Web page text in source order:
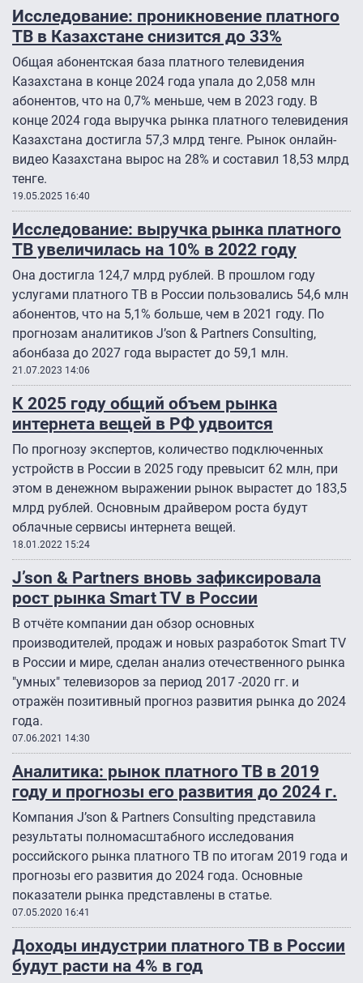
Исследование: проникновение платного
ТВ в Казахстане снизится до 33%
Общая абонентская база платного телевидения
Казахстана в конце 2024 года упала до 2,058 млн
абонентов, что на 0,7% меньше, чем в 2023 году. В
конце 2024 года выручка рынка платного телевидения
Казахстана достигла 57,3 млрд тенге. Рынок онлайн-
видео Казахстана вырос на 28% и составил 18,53 млрд
тенге.
19.05.2025 16:40
Исследование: выручка рынка платного
ТВ увеличилась на 10% в 2022 году
Она достигла 124,7 млрд рублей. В прошлом году
услугами платного ТВ в России пользовались 54,6 млн
абонентов, что на 5,1% больше, чем в 2021 году. По
прогнозам аналитиков J’son & Partners Consulting,
абонбаза до 2027 года вырастет до 59,1 млн.
21.07.2023 14:06
К 2025 году общий объем рынка
интернета вещей в РФ удвоится
По прогнозу экспертов, количество подключенных
устройств в России в 2025 году превысит 62 млн, при
этом в денежном выражении рынок вырастет до 183,5
млрд рублей. Основным драйвером роста будут
облачные сервисы интернета вещей.
18.01.2022 15:24
J’son & Partners вновь зафиксировала
рост рынка Smart TV в России
В отчёте компании дан обзор основных
производителей, продаж и новых разработок Smart TV
в России и мире, сделан анализ отечественного рынка
"умных" телевизоров за период 2017 -2020 гг. и
отражён позитивный прогноз развития рынка до 2024
года.
07.06.2021 14:30
Аналитика: рынок платного ТВ в 2019
году и прогнозы его развития до 2024 г.
Компания J’son & Partners Consulting представила
результаты полномасштабного исследования
российского рынка платного ТВ по итогам 2019 года и
прогнозы его развития до 2024 года. Основные
показатели рынка представлены в статье.
07.05.2020 16:41
Доходы индустрии платного ТВ в России
будут расти на 4% в год